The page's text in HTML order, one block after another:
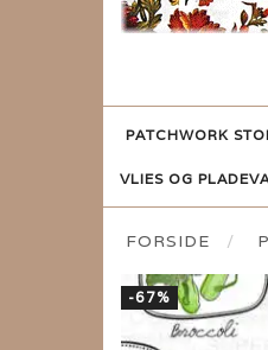
PATCHWORK
VLIES OG
FORSIDE
-67%